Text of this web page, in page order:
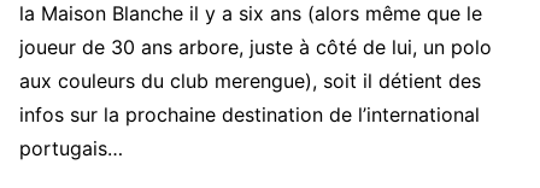
la Maison Blanche il y a six ans (alors même que le
joueur de 30 ans arbore, juste à côté de lui, un polo
aux couleurs du club merengue), soit il détient des
infos sur la prochaine destination de l’international
portugais…